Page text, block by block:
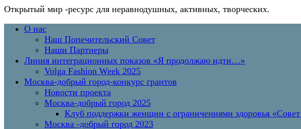
Открытый мир -ресурс для неравнодушных, активных, творческих.
Перейти
содержимому
Основное
О нас
Наш Попечительский Совет
Наши Партнеры
Линия интеграционных показов «Я продолжаю идти…»
Volga Fashion Week 2025
Москва-добрый город-конкурс грантов
Новости проекта
Москва-добрый город 2025
Клуб поддержки женщин с ограничениями здоровья
Москва -добрый город 2023